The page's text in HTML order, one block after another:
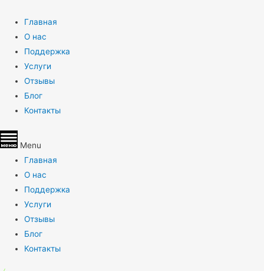
Главная
О нас
Поддержка
Услуги
Отзывы
Блог
Контакты
Menu
Главная
О нас
Поддержка
Услуги
Отзывы
Блог
Контакты